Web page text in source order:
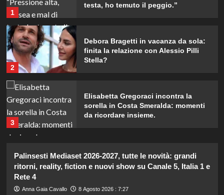
1
testa, ho temuto il peggio.”
2
Debora Bragetti in vacanza da sola:
finita la relazione con Alessio Pilli
Stella?
3
Elisabetta Gregoraci incontra la
sorella in Costa Smeralda: momenti
da ricordare insieme.
Il midi dress azzurro di Harriet
Phillips: l’eleganza estiva che non
dimenticherò mai.
Palinsesti Mediaset 2026-2027, tutte le novità: grandi
ritorni, reality, fiction e nuovi show su Canale 5, Italia 1 e
Rete 4
Anna Gaia Cavallo 8 Agosto 2026 : 7:27